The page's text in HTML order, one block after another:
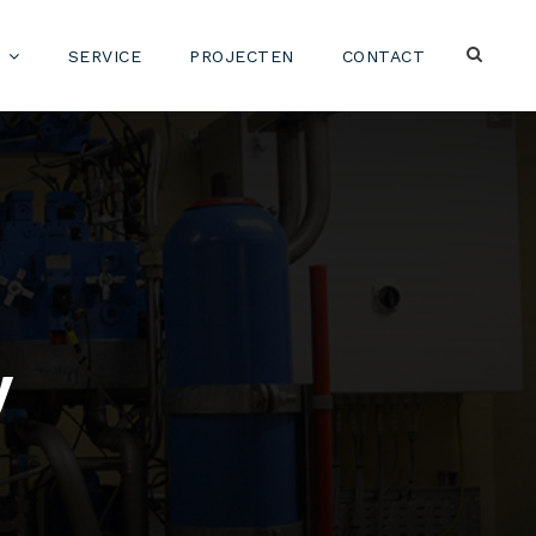
SERVICE PROJECTEN CONTACT